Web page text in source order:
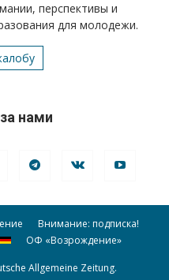
перспективы и
для молодежи.
нами
Внимание: подписка!
ОФ «Возрождение»
Allgemeine Zeitung.